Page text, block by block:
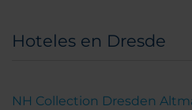
Hoteles en Dresde
NH Collection Dresden